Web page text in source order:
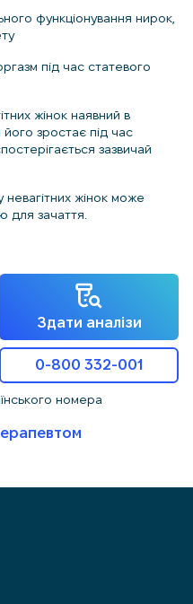
функціонування нирок,
під час статевого
жінок наявний в
його зростає під час
зазвичай
невагітних жінок може
для зачаття.
Здати аналізи
0-800 332-001
номера